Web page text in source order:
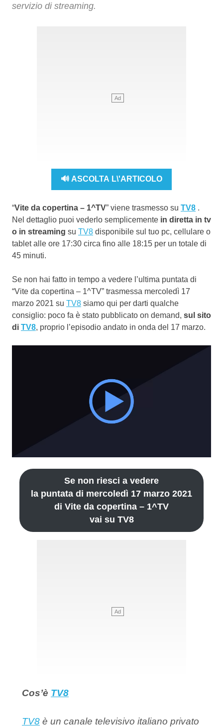
servizio di streaming.
🔊 ASCOLTA L\'ARTICOLO
“Vite da copertina – 1^TV” viene trasmesso su TV8 .
Nel dettaglio puoi vederlo semplicemente in diretta in tv
o in streaming su TV8 disponibile sul tuo pc, cellulare o
tablet alle ore 17:30 circa fino alle 18:15 per un totale di
45 minuti.
Se non hai fatto in tempo a vedere l’ultima puntata di
“Vite da copertina – 1^TV” trasmessa mercoledì 17
marzo 2021 su TV8 siamo qui per darti qualche
consiglio: poco fa è stato pubblicato on demand, sul sito
di TV8, proprio l’episodio andato in onda del 17 marzo.
Se non riesci a vedere
la puntata di mercoledì 17 marzo 2021
di Vite da copertina – 1^TV
vai su TV8
Cos’è TV8
TV8 è un canale televisivo italiano privato